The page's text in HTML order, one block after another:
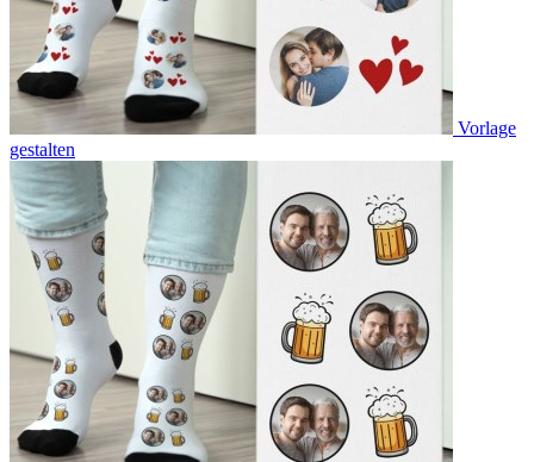
Vorlage
gestalten